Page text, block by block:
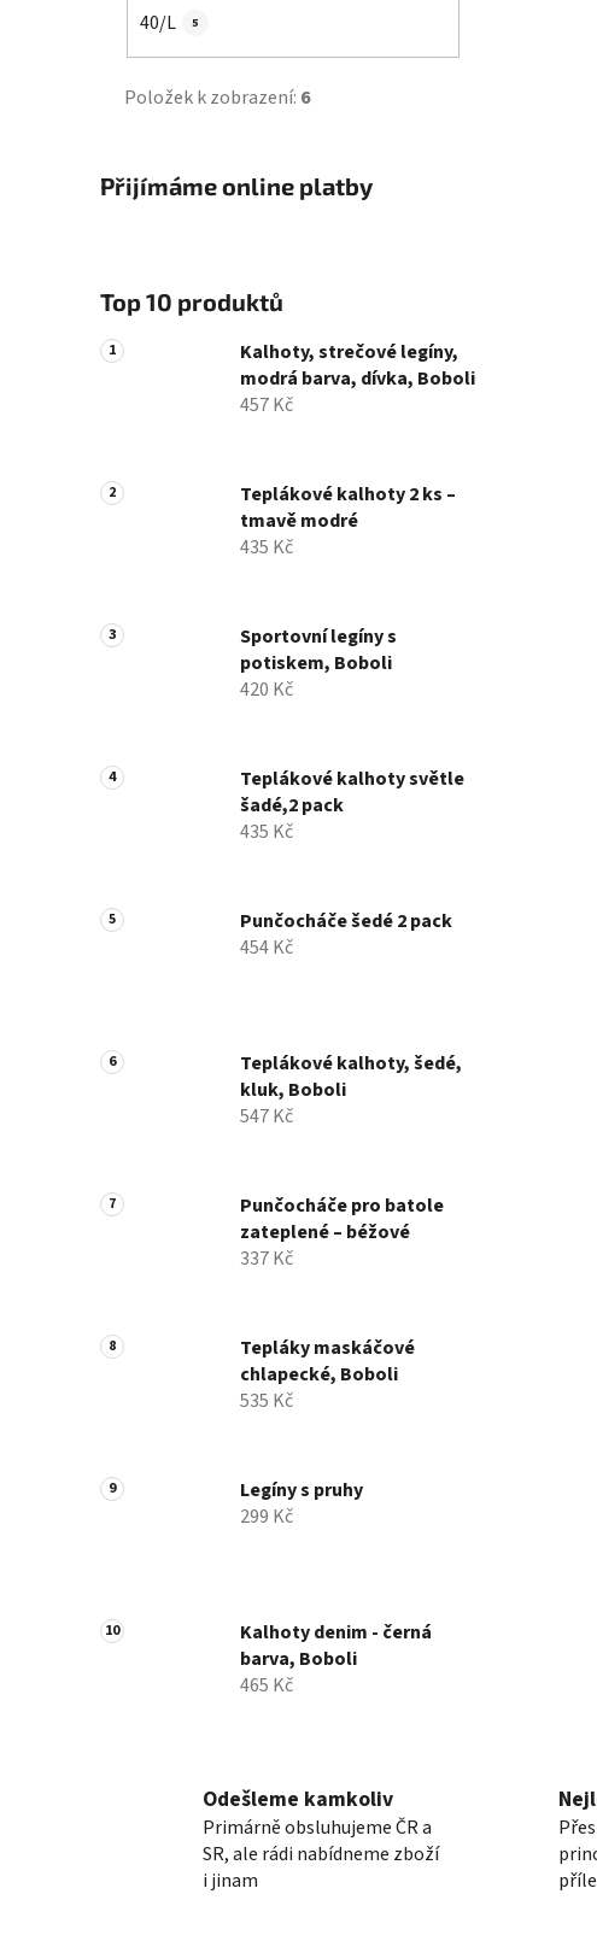
40/L 5
Položek k zobrazení: 6
Přijímáme online platby
Top 10 produktů
Kalhoty, strečové legíny,
modrá barva, dívka, Boboli
457 Kč
Teplákové kalhoty 2 ks –
tmavě modré
435 Kč
Sportovní legíny s
potiskem, Boboli
420 Kč
Teplákové kalhoty světle
šadé,2 pack
435 Kč
Punčocháče šedé 2 pack
454 Kč
Teplákové kalhoty, šedé,
kluk, Boboli
547 Kč
Punčocháče pro batole
zateplené – béžové
337 Kč
Tepláky maskáčové
chlapecké, Boboli
535 Kč
Legíny s pruhy
299 Kč
Kalhoty denim - černá
barva, Boboli
465 Kč
Odešleme kamkoliv
Primárně obsluhujeme ČR a
SR, ale rádi nabídneme zboží
i jinam